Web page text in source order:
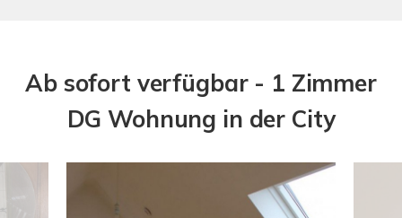
Ab sofort verfügbar - 1 Zimmer
DG Wohnung in der City